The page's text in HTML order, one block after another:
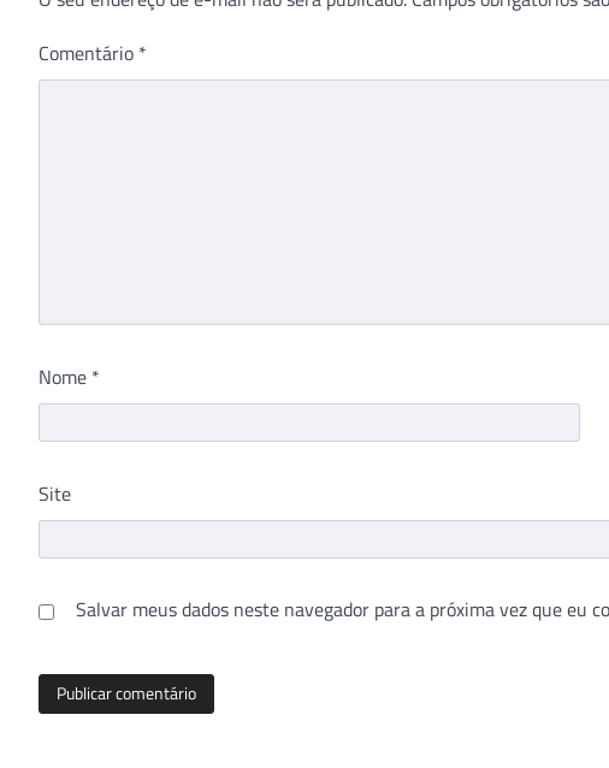
Comentário *
Nome *
Site
Salvar meus dados neste navegador para a próxima vez que eu